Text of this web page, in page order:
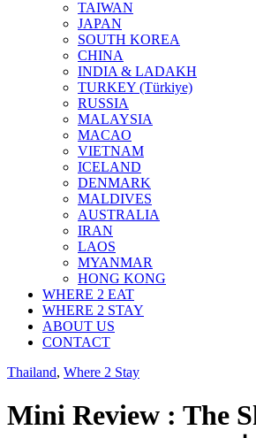
TAIWAN
JAPAN
SOUTH KOREA
CHINA
INDIA & LADAKH
TURKEY (Türkiye)
RUSSIA
MALAYSIA
MACAO
VIETNAM
ICELAND
DENMARK
MALDIVES
AUSTRALIA
IRAN
LAOS
MYANMAR
HONG KONG
WHERE 2 EAT
WHERE 2 STAY
ABOUT US
CONTACT
Thailand, Where 2 Stay
Mini Review : The